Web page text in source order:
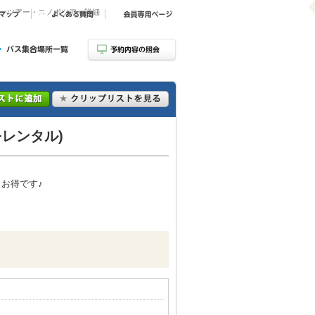
ツアー・スノボツアー詳細
ンタル)
得です♪